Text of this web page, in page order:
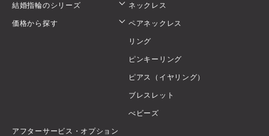
結婚指輪のシリーズ
価格から探す
ネックレス
ペアネックレス
リング
ピンキーリング
ピアス（イヤリング）
ブレスレット
べビーズ
アフターサービス・オプション